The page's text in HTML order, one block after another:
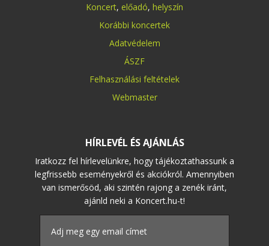
Koncert, előadó, helyszín
Korábbi koncertek
Adatvédelem
ÁSZF
Felhasználási feltételek
Webmaster
HÍRLEVÉL ÉS AJÁNLÁS
Iratkozz fel hírlevelünkre, hogy tájékoztathassunk a
legfrissebb eseményekről és akciókról. Amennyiben
van ismerősöd, aki szintén rajong a zenék iránt,
ajánld neki a Koncert.hu-t!